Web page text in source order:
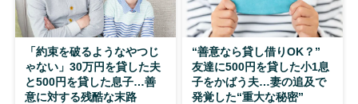
「約束を破るようなやつじ
ゃない」30万円を貸した夫
と500円を貸した息子…善
意に対する残酷な末路
“善意なら貸し借りOK？”
友達に500円を貸した小1息
子をかばう夫…妻の追及で
発覚した“重大な秘密”